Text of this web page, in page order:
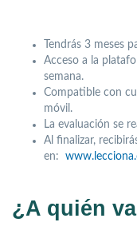
Tendrás 3 meses
Acceso a la
semana.
Compatible con
móvil.
La evaluación se
Al finalizar,
en:
¿A quién